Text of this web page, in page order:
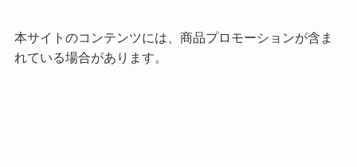
本サイトのコンテンツには、商品プロモーションが含ま
れている場合があります。